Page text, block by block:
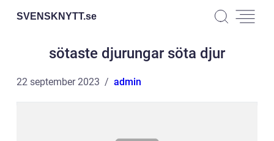
SVENSKNYTT.se
sötaste djurungar söta djur
22 september 2023 admin